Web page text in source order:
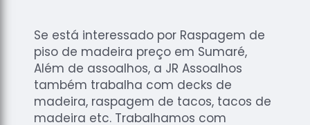
Madeiras
Se está interessado por Raspagem de
piso de madeira preço em Sumaré,
Além de assoalhos, a JR Assoalhos
também trabalha com decks de
madeira, raspagem de tacos, tacos de
madeira etc. Trabalhamos com